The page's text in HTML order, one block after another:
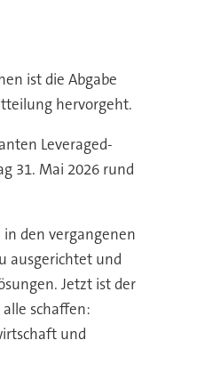
ist die Abgabe
hervorgeht.
Leveraged-
31. Mai 2026 rund
in den vergangenen
ausgerichtet und
Jetzt ist der
schaffen:
und